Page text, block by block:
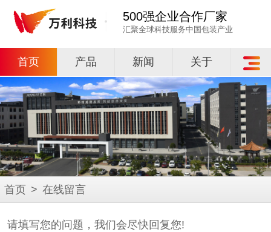
500强企业合作厂家
汇聚全球科技服务中国包装产业
首页 产品 新闻 关于
首页 > 在线留言
请填写您的问题，我们会尽快回复您!